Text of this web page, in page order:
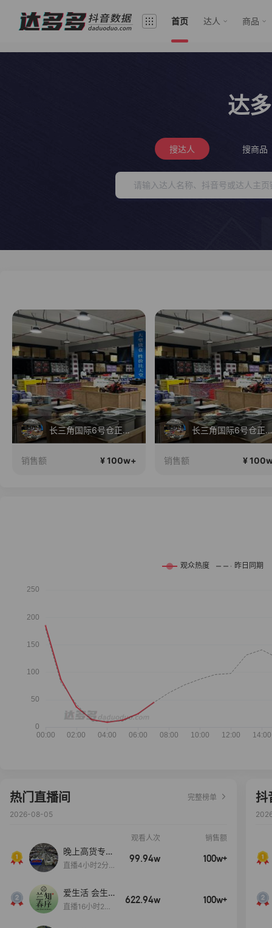
首页 达人 商品
达
搜达人 搜商品
长三角国际6号仓正在直播
销售额 ¥ 100w+
长三角国际6号仓正在直播
销售额 ¥
热门直播间
完整榜单
2026-08-05
观看人次 销售额
晚上高货专场
大放漏
直播4小时2分5
99.94w 100w+
爱生活 会生
活
直播16小时24
622.94w 100w+
抖